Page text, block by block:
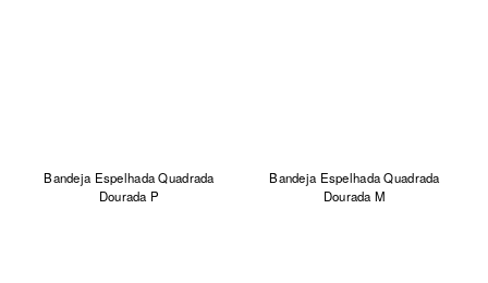
Bandeja Espelhada Quadrada
Dourada P
Bandeja Espelhada Quadrada
Dourada M